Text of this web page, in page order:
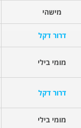
מישהי
דרור דקל
מומי בילי
דרור דקל
מומי בילי